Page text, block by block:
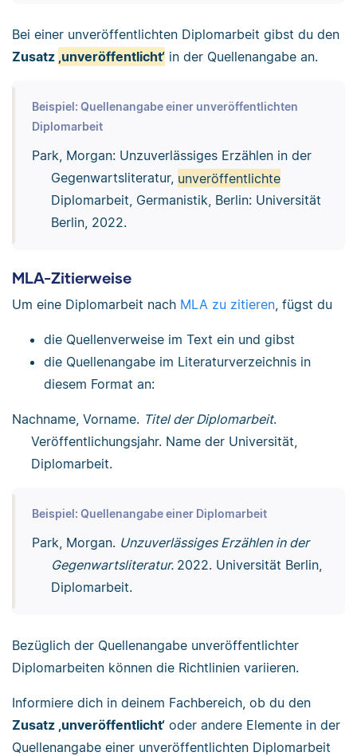
Bei einer unveröffentlichten Diplomarbeit gibst du den
Zusatz ‚unveröffentlicht‘ in der Quellenangabe an.
Beispiel: Quellenangabe einer unveröffentlichten
Diplomarbeit
Park, Morgan: Unzuverlässiges Erzählen in der
Gegenwartsliteratur, unveröffentlichte
Diplomarbeit, Germanistik, Berlin: Universität
Berlin, 2022.
MLA-Zitierweise
Um eine Diplomarbeit nach MLA zu zitieren, fügst du
die Quellenverweise im Text ein und gibst
die Quellenangabe im Literaturverzeichnis in
diesem Format an:
Nachname, Vorname. Titel der Diplomarbeit.
Veröffentlichungsjahr. Name der Universität,
Diplomarbeit.
Beispiel: Quellenangabe einer Diplomarbeit
Park, Morgan. Unzuverlässiges Erzählen in der
Gegenwartsliteratur. 2022. Universität Berlin,
Diplomarbeit.
Bezüglich der Quellenangabe unveröffentlichter
Diplomarbeiten können die Richtlinien variieren.
Informiere dich in deinem Fachbereich, ob du den
Zusatz ‚unveröffentlicht‘ oder andere Elemente in der
Quellenangabe einer unveröffentlichten Diplomarbeit